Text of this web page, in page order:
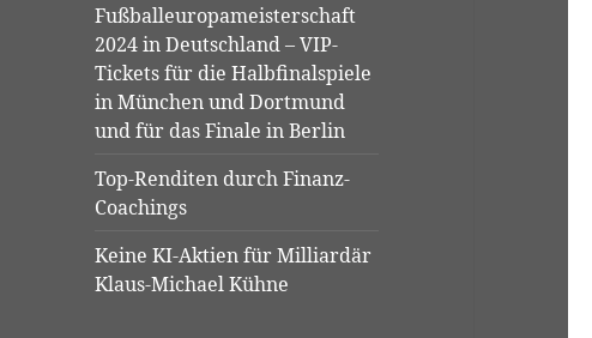
Fußballeuropameisterschaft
2024 in Deutschland – VIP-
Tickets für die Halbfinalspiele
in München und Dortmund
und für das Finale in Berlin
Top-Renditen durch Finanz-
Coachings
Keine KI-Aktien für Milliardär
Klaus-Michael Kühne